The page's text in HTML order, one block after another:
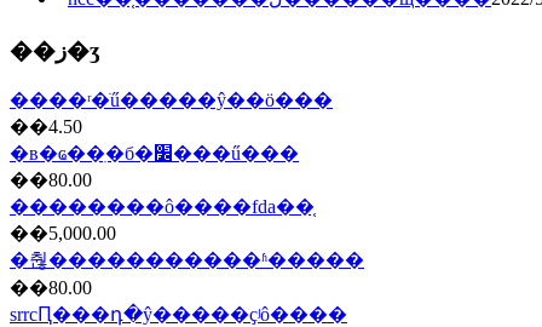
��ز�ʒ
����ʳ�ֺű�����ŷ��ö���
��4.50
�в�ҩ��ִ�б�׼���ű���
��80.00
��������ô����fda��֤
��5,000.00
�춶�����������ʱ�����
��80.00
srrcԤ���դ�ŷ�����ҫʲô����